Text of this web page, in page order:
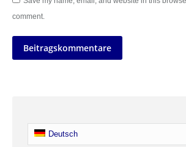
comment.
Beitragskommentare
Deutsch